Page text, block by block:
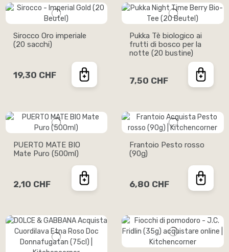
Sirocco Oro imperiale
(20 sacchi)
19,30 CHF
Pukka Tè biologico ai
frutti di bosco per la
notte (20 bustine)
7,50 CHF
PUERTO MATE BIO
Mate Puro (500ml)
2,10 CHF
Frantoio Pesto rosso
(90g)
6,80 CHF